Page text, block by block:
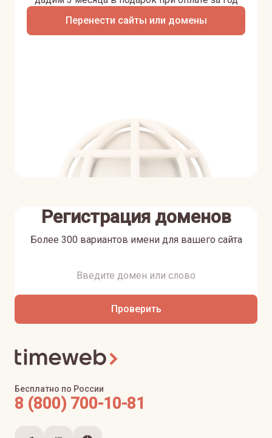
Перенести сайты или домены
Регистрация доменов
Более 300 вариантов имени для вашего сайта
Проверить
Бесплатно по России
8 (800) 700-10-81